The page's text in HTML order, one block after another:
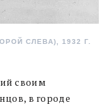
СЛЕВА), 1932 Г.
своим
в городе